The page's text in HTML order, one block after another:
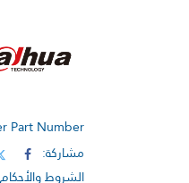
Part Number :
مشاركة:
الشروط